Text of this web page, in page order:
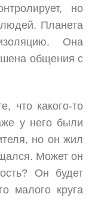
но
Планета
Она
общения с
что какого-то
у него были
но он жил
Может он
Он будет
малого круга